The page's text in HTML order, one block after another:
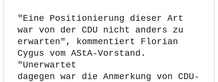
"Eine Positionierung dieser Art
war von der CDU nicht anders zu
erwarten", kommentiert Florian
Cygus vom AStA-Vorstand.
"Unerwartet
dagegen war die Anmerkung von CDU-